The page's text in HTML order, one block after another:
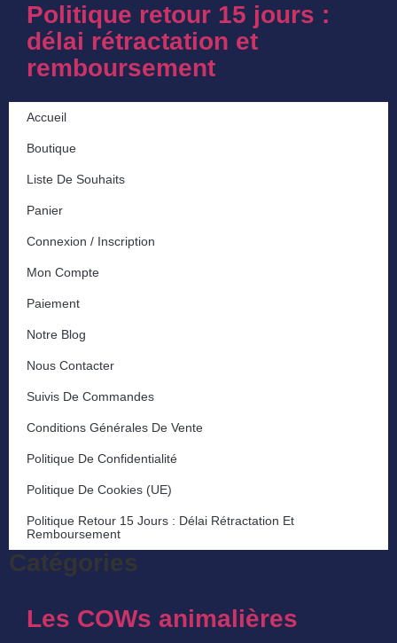
Politique retour 15 jours :
délai rétractation et
remboursement
Accueil
Boutique
Liste De Souhaits
Panier
Connexion / Inscription
Mon Compte
Paiement
Notre Blog
Nous Contacter
Suivis De Commandes
Conditions Générales De Vente
Politique De Confidentialité
Politique De Cookies (UE)
Politique Retour 15 Jours : Délai Rétractation Et
Remboursement
Catégories
Les COWs animalières